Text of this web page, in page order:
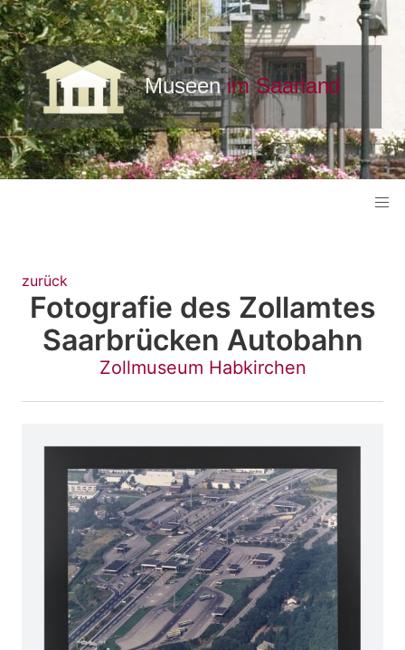
zurück
Fotografie des Zollamtes
Saarbrücken Autobahn
Zollmuseum Habkirchen